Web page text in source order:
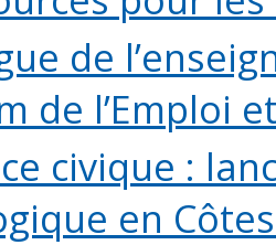
de
de l’Emploi
civique :
en